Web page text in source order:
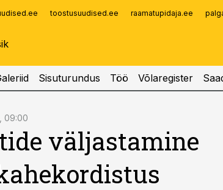
toostusuudised.ee raamatupidaja.ee
Sisuturundus Töö Võlaregister
09:00
väljastamine